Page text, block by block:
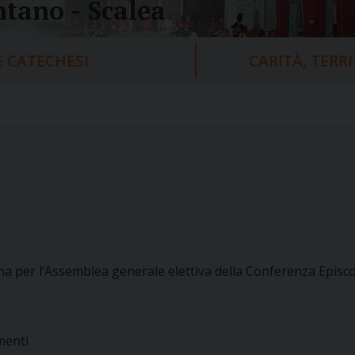
- Scalea
CARITÀ,
per l’Assemblea generale elettiva della Conferenza